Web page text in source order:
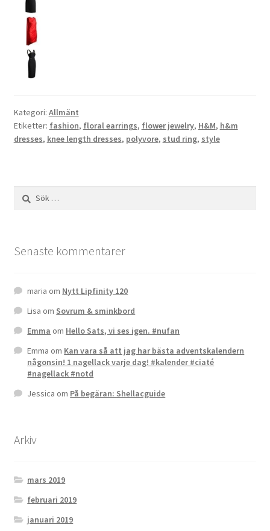
Varukorg
Webbutik
Kategori: Allmänt
Etiketter: fashion, floral earrings, flower jewelry, H&M, h&m
dresses, knee length dresses, polyvore, stud ring, style
Sök
efter:
Senaste kommentarer
maria om Nytt Lipfinity 120
Lisa om Sovrum & sminkbord
Emma om Hello Sats, vi ses igen. #nufan
Emma om Kan vara så att jag har bästa adventskalendern
någonsin! 1 nagellack varje dag! #kalender #ciaté
#nagellack #notd
Jessica om På begäran: Shellacguide
Arkiv
mars 2019
februari 2019
januari 2019